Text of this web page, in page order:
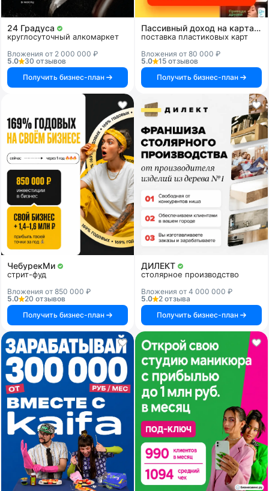
24 Градуса
круглосуточный алкомаркет
Вложения от 2 000 000 ₽
5.0
30 отзывов
Получить бизнес-план
Пассивный доход на картах и системах
поставка пластиковых карт
Вложения от 80 000 ₽
5.0
15 отзывов
Получить бизнес-план
ЧебурекМи
стрит-фуд
Вложения от 850 000 ₽
5.0
20 отзывов
Получить бизнес-план
ДИЛЕКТ
столярное производство
Вложения от 4 000 000 ₽
5.0
2 отзыва
Получить бизнес-план